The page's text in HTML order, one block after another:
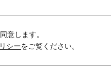
意します。
シーをご覧ください。